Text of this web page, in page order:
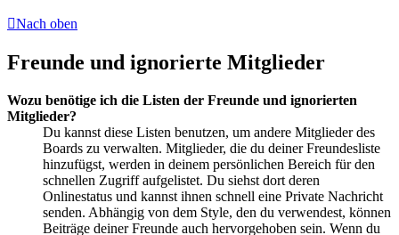
Nach oben
Freunde und ignorierte Mitglieder
Wozu benötige ich die Listen der Freunde und ignorierten
Mitglieder?
Du kannst diese Listen benutzen, um andere Mitglieder des
Boards zu verwalten. Mitglieder, die du deiner Freundesliste
hinzufügst, werden in deinem persönlichen Bereich für den
schnellen Zugriff aufgelistet. Du siehst dort deren
Onlinestatus und kannst ihnen schnell eine Private Nachricht
senden. Abhängig von dem Style, den du verwendest, können
Beiträge deiner Freunde auch hervorgehoben sein. Wenn du